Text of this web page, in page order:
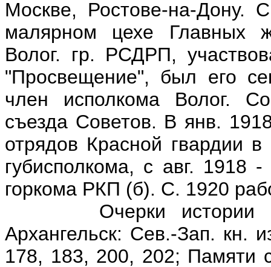
Москве, Ростове-на-Дону.
малярном цехе Главных
Волог. гр. РСДРП,
"Просвещение", был его
член исполкома Волог.
съезда Советов. В янв.
отрядов Красной гвардии
губисполкома, с авг. 1918
горкома РКП (б). С. 1920
Очерки истории
Архангельск: Сев.-Зап. кн.
178, 183, 200, 202; Памяти